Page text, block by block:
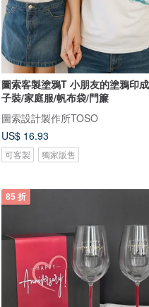
圖索客製塗鴉T 小朋友的塗鴉印成親
子裝/家庭服/帆布袋/門簾
圖索設計製作所TOSO
US$ 16.93
可客製 獨家販售
85 折